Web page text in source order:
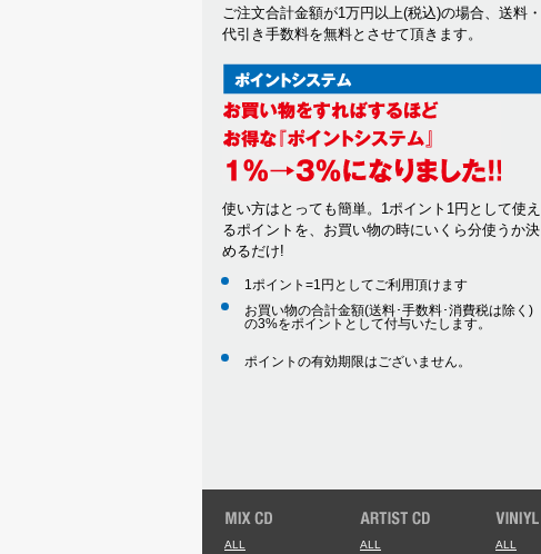
ご注文合計金額が1万円以上(税込)の場合、送料・
代引き手数料を無料とさせて頂きます。
使い方はとっても簡単。1ポイント1円として使え
るポイントを、お買い物の時にいくら分使うか決
めるだけ!
1ポイント=1円としてご利用頂けます
お買い物の合計金額(送料･手数料･消費税は除く)
の3%をポイントとして付与いたします。
ポイントの有効期限はございません。
ALL ALL ALL